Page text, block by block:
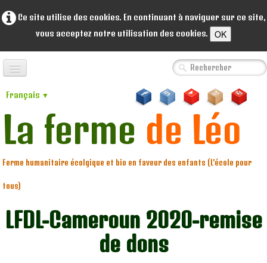
Ce site utilise des cookies. En continuant à naviguer sur ce site,
vous acceptez notre utilisation des cookies.
OK
A propos de nous
Coopérative▼
Ventes
Français ▼
La ferme de Léo
Ferme humanitaire écolgique et bio en faveur des enfants (L'école pour
tous)
LFDL-Cameroun 2020-remise
de dons